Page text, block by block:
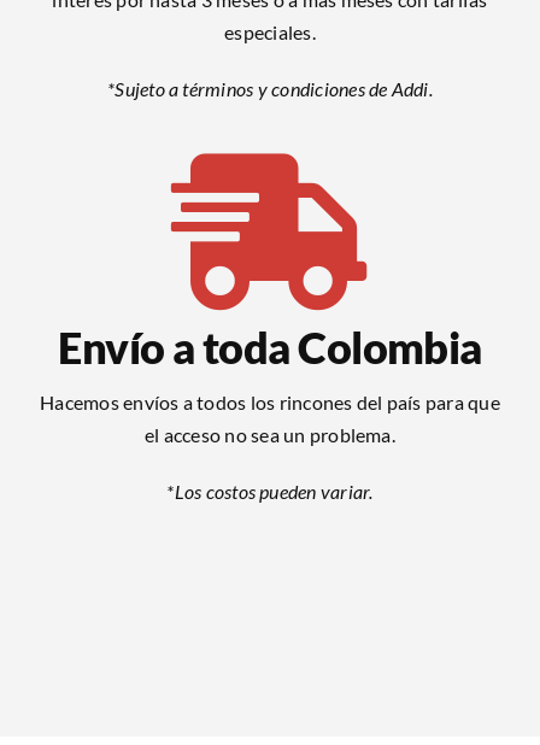
especiales.
*Sujeto a términos y condiciones de Addi.
Envío a toda Colombia
Hacemos envíos a todos los rincones del país para que
el acceso no sea un problema.
*Los costos pueden variar.